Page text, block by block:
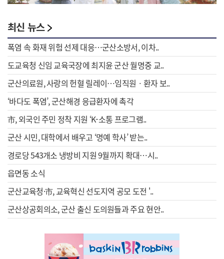
최신 뉴스
폭염 속 화재 위험 선제 대응…군산소방서, 이차..
도교육청 신임 교육국장에 최지윤 군산 월명중 교..
군산의료원, 사랑의 헌혈 릴레이…임직원ㆍ환자 보..
‘바다도 폭염’, 군산해경 응급환자에 촉각
市, 외국인 주민 정착 지원 ‘K-소통 프로그램..
군산 시민, 대학에서 배우고 ‘명예 학사’ 받는..
경로당 543개소 냉방비 지원 9월까지 확대…시..
읍면동 소식
군산교육청·市, 교육혁신 선도지역 공모 도전 '..
군산상공회의소, 군산 출신 도의원들과 주요 현안..